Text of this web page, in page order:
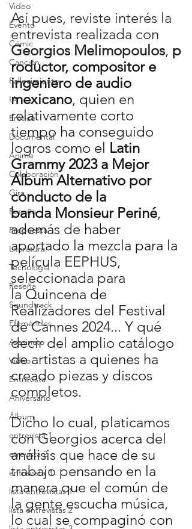
Video
Evento
Cómic
Canción
Fallecimiento
IA
Erótico
Documental
Anime
Colaboración
Gira
Reseña
Propuesta
Literatura
Tecnología
Reseña
Soundtrack
Efemérides
Asesinato
Video
Entrevista
Aniversario
Álbum
entrevista 1
etrevista 2
entrevista 3
lista entrevistas 1
lista entrevistas 2
Así pues, reviste interés la
entrevista realizada con
Georgios Melimopoulos, p
roductor, compositor e
ingeniero de audio
mexicano, quien en
relativamente corto
tiempo ha conseguido
logros como el Latin
Grammy 2023 a Mejor
Álbum Alternativo por
conducto de la
banda Monsieur Periné,
además de haber
aportado la mezcla para la
película EEPHUS,
seleccionada para
la Quincena de
Realizadores del Festival
de Cannes 2024... Y qué
decir del amplio catálogo
de artistas a quienes ha
creado piezas y discos
completos.
Dicho lo cual, platicamos
con Georgios acerca del
análisis que hace de su
trabajo pensando en la
manera que el común de
la gente escucha música,
lo cual se compaginó con